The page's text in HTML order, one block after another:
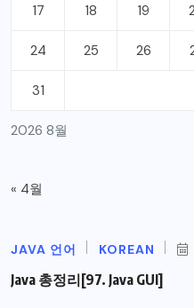
2026 8월
17 18 19
24 25 26
31
« 4월
JAVA 언어 KOREAN
Java 총정리[97. Java GUI]